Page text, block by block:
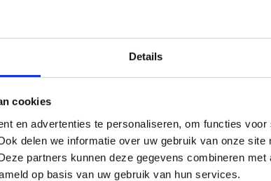
Details
cookies
en advertenties te personaliseren, om functies
delen we informatie over uw gebruik van onze
partners kunnen deze gegevens combineren
op basis van uw gebruik van hun services.
omgeving om je fietsvaardigheden te verbeteren en
van de vrijheid van het fietsen. Naast fietsen kan je
kajakken, boogschieten, klimmen en
centraal.